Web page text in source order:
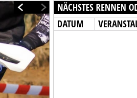
NÄCHSTES RENNEN
DATUM